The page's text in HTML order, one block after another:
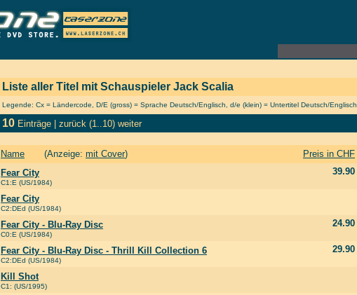
Liste aller Titel mit Schauspieler Jack Scalia
Legende: Cx = Ländercode, D/E (gross) = Sprache Deutsch/Englisch, d/e (klein) = Untertitel Deutsch/Englisch
10 Einträge | zurück (1..10) weiter
Name (Anzeige: mit Cover) Preis in CHF
Fear City
C1:E (US/1984)
39.90
Fear City
C2:DEd (US/1984)
Fear City - Blu-Ray Disc
C0:E (US/1984)
24.90
Fear City - Blu-Ray Disc - Thrill Kill Collection 6
C2:DEd (US/1984)
29.90
Kill Shot
C1: (US/1995)